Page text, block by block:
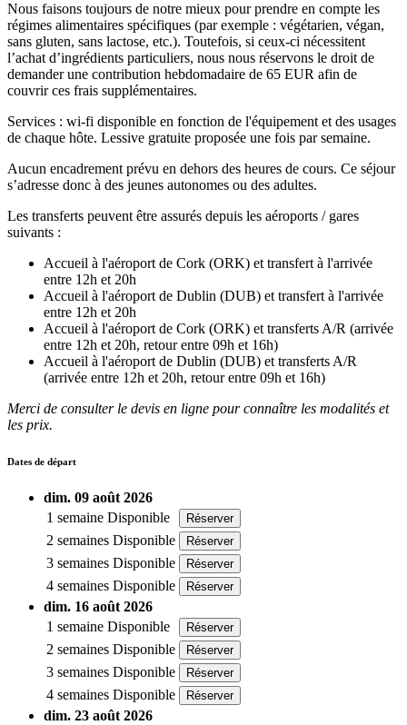
Nous faisons toujours de notre mieux pour prendre en compte les
régimes alimentaires spécifiques (par exemple : végétarien, végan,
sans gluten, sans lactose, etc.). Toutefois, si ceux-ci nécessitent
l’achat d’ingrédients particuliers, nous nous réservons le droit de
demander une contribution hebdomadaire de 65 EUR afin de
couvrir ces frais supplémentaires.
Services : wi-fi disponible en fonction de l'équipement et des usages
de chaque hôte. Lessive gratuite proposée une fois par semaine.
Aucun encadrement prévu en dehors des heures de cours. Ce séjour
s’adresse donc à des jeunes autonomes ou des adultes.
Les transferts peuvent être assurés depuis les aéroports / gares
suivants :
Accueil à l'aéroport de Cork (ORK) et transfert à l'arrivée
entre 12h et 20h
Accueil à l'aéroport de Dublin (DUB) et transfert à l'arrivée
entre 12h et 20h
Accueil à l'aéroport de Cork (ORK) et transferts A/R (arrivée
entre 12h et 20h, retour entre 09h et 16h)
Accueil à l'aéroport de Dublin (DUB) et transferts A/R
(arrivée entre 12h et 20h, retour entre 09h et 16h)
Merci de consulter le devis en ligne pour connaître les modalités et
les prix.
Dates de départ
dim. 09 août 2026
1 semaine Disponible Réserver
2 semaines Disponible Réserver
3 semaines Disponible Réserver
4 semaines Disponible Réserver
dim. 16 août 2026
1 semaine Disponible Réserver
2 semaines Disponible Réserver
3 semaines Disponible Réserver
4 semaines Disponible Réserver
dim. 23 août 2026